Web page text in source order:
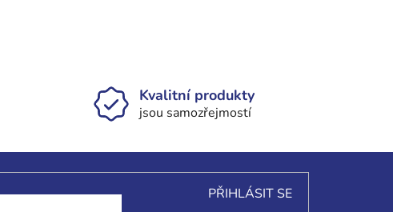
Kvalitní produkty
jsou samozřejmostí
PŘIHLÁSIT SE